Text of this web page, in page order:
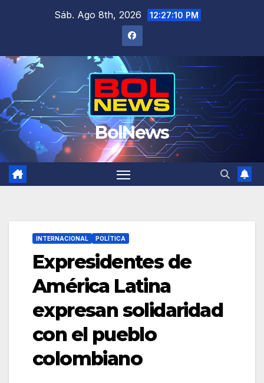
Sáb. Ago 8th, 2026 12:27:11 PM
BolNews
INTERNACIONAL POLÍTICA
Expresidentes de
América Latina
expresan solidaridad
con el pueblo
colombiano